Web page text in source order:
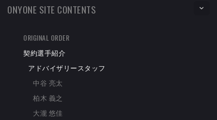
ONYONE SITE CONTENTS
ORIGINAL ORDER
契約選手紹介
アドバイザリースタッフ
中谷 亮太
柏木 義之
大瀧 悠佳